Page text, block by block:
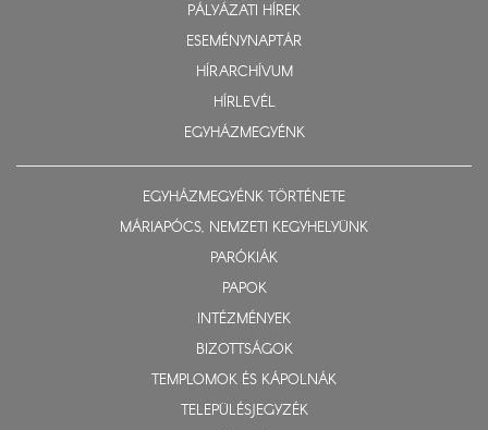
PÁLYÁZATI HÍREK
ESEMÉNYNAPTÁR
HÍRARCHÍVUM
HÍRLEVÉL
EGYHÁZMEGYÉNK
EGYHÁZMEGYÉNK TÖRTÉNETE
MÁRIAPÓCS, NEMZETI KEGYHELYÜNK
PARÓKIÁK
PAPOK
INTÉZMÉNYEK
BIZOTTSÁGOK
TEMPLOMOK ÉS KÁPOLNÁK
TELEPÜLÉSJEGYZÉK